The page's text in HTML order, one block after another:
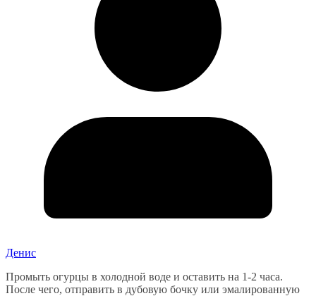
Денис
Промыть огурцы в холодной воде и оставить на 1-2 часа.
После чего, отправить в дубовую бочку или эмалированную